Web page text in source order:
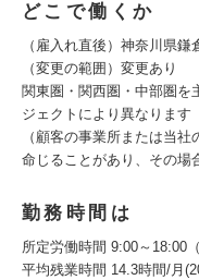
どこで働くか
（雇入れ直後）神奈川県鎌
（変更の範囲）変更あり
関東圏・関西圏・中部圏
ジェクトにより異なります
（顧客の事業所または当
命じることがあり、その場
勤務時間は
所定労働時間 9:00～18:00
平均残業時間 14.3時間/月